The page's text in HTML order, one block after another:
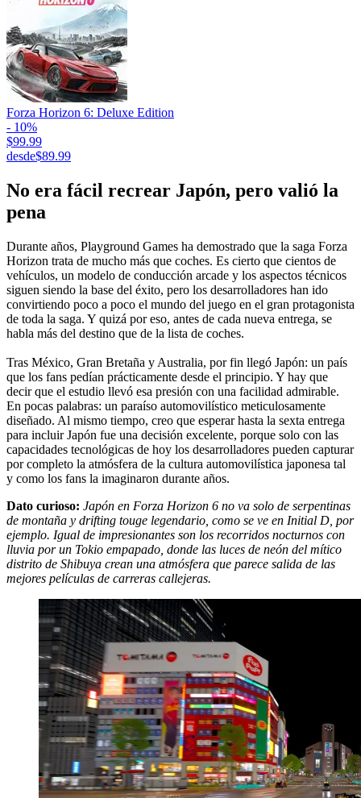
Forza Horizon 6: Deluxe Edition
- 10%
$99.99
desde$89.99
No era fácil recrear Japón, pero valió la
pena
Durante años, Playground Games ha demostrado que la saga Forza
Horizon trata de mucho más que coches. Es cierto que cientos de
vehículos, un modelo de conducción arcade y los aspectos técnicos
siguen siendo la base del éxito, pero los desarrolladores han ido
convirtiendo poco a poco el mundo del juego en el gran protagonista
de toda la saga. Y quizá por eso, antes de cada nueva entrega, se
habla más del destino que de la lista de coches.
Tras México, Gran Bretaña y Australia, por fin llegó Japón: un país
que los fans pedían prácticamente desde el principio. Y hay que
decir que el estudio llevó esa presión con una facilidad admirable.
En pocas palabras: un paraíso automovilístico meticulosamente
diseñado. Al mismo tiempo, creo que esperar hasta la sexta entrega
para incluir Japón fue una decisión excelente, porque solo con las
capacidades tecnológicas de hoy los desarrolladores pueden capturar
por completo la atmósfera de la cultura automovilística japonesa tal
y como los fans la imaginaron durante años.
Dato curioso: Japón en Forza Horizon 6 no va solo de serpentinas
de montaña y drifting touge legendario, como se ve en Initial D, por
ejemplo. Igual de impresionantes son los recorridos nocturnos con
lluvia por un Tokio empapado, donde las luces de neón del mítico
distrito de Shibuya crean una atmósfera que parece salida de las
mejores películas de carreras callejeras.